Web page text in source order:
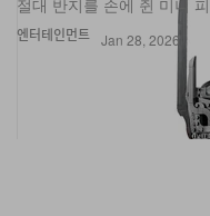
엔터테인먼트 Jan 28, 2026